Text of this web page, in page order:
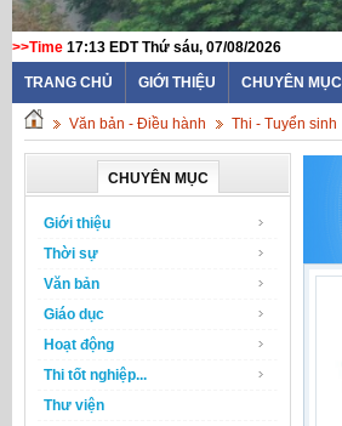
>>Time 17:13 EDT Thứ sáu, 07/08/2026
TRANG CHỦ GIỚI THIỆU CHUYÊN MỤC
Văn bản - Điều hành Thi - Tuyển sinh
CHUYÊN MỤC
Giới thiệu
Thời sự
Văn bản
Giáo dục
Hoạt động
Thi tốt nghiệp...
Thư viện